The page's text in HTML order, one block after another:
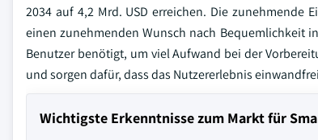
2034 auf 4,2 Mrd. USD erreichen. Die
einen zunehmenden Wunsch nach Bequemlichkeit
Benutzer benötigt, um viel Aufwand bei der
und sorgen dafür, dass das Nutzererlebnis
Wichtigste Erkenntnisse zum Markt für